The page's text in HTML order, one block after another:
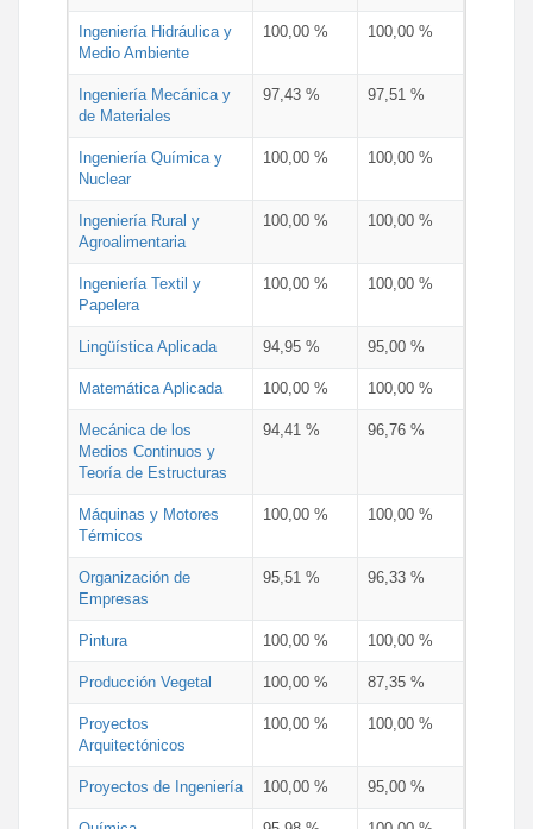
Ingeniería Hidráulica y
Medio Ambiente
100,00 % 100,00 %
Ingeniería Mecánica y
de Materiales
97,43 % 97,51 %
Ingeniería Química y
Nuclear
100,00 % 100,00 %
Ingeniería Rural y
Agroalimentaria
100,00 % 100,00 %
Ingeniería Textil y
Papelera
100,00 % 100,00 %
Lingüística Aplicada 94,95 % 95,00 %
Matemática Aplicada 100,00 % 100,00 %
Mecánica de los
Medios Continuos y
Teoría de Estructuras
94,41 % 96,76 %
Máquinas y Motores
Térmicos
100,00 % 100,00 %
Organización de
Empresas
95,51 % 96,33 %
Pintura 100,00 % 100,00 %
Producción Vegetal 100,00 % 87,35 %
Proyectos
Arquitectónicos
100,00 % 100,00 %
Proyectos de Ingeniería 100,00 % 95,00 %